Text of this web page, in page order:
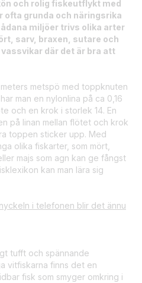
och rolig fiskeutflykt med
ofta grunda och näringsrika
miljöer trivs olika arter
sarv, braxen, sutare och
där det är bra att
metspö med toppknuten
man en nylonlina på ca 0,16
och en krok i storlek 14. En
på linan mellan flötet och krok
toppen sticker upp. Med
olika fiskarter, som mört,
majs som agn kan ge fångst
kan man lära sig
i telefonen blir det ännu
tufft och spännande
vitfiskarna finns det en
fisk som smyger omkring i